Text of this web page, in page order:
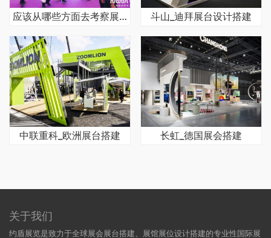
应该从哪些方面去考察展台设计和搭建公司呢 斗山_迪拜展台设计搭建
中联重科_欧洲展台搭建 长虹_德国展会搭建
关于我们
约盾展览是致力于全球展会展台搭建、展馆展位设计搭建的专业性国际展